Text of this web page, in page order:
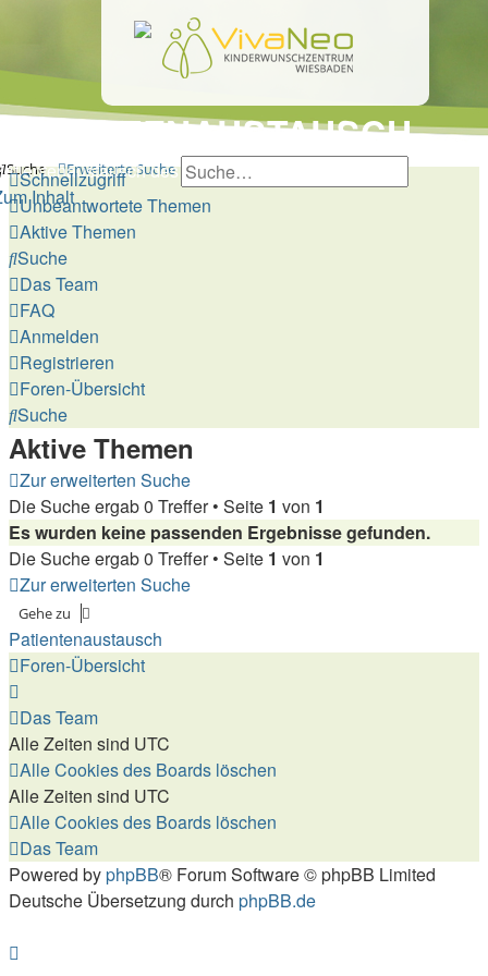
des Kinderwunschzentrums
Inhalt
Suche Erweiterte Suche
Schnellzugriff
Unbeantwortete Themen
Aktive Themen
Suche
Das Team
FAQ
Anmelden
Registrieren
Foren-Übersicht
Suche
Aktive Themen
Zur erweiterten Suche
Die Suche ergab 0 Treffer • Seite 1 von 1
Es wurden keine passenden Ergebnisse gefunden.
Die Suche ergab 0 Treffer • Seite 1 von 1
Zur erweiterten Suche
Gehe zu
Patientenaustausch
Foren-Übersicht
Das Team
Alle Zeiten sind UTC
Alle Cookies des Boards löschen
Alle Zeiten sind UTC
Alle Cookies des Boards löschen
Das Team
Powered byphpBB® Forum Software © phpBB Limited
Deutsche Übersetzung durch phpBB.de